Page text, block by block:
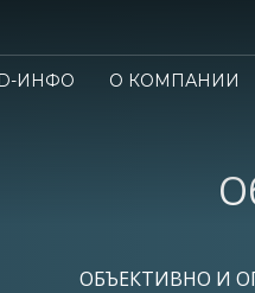
ID-ИНФО О КОМПАНИИ
ОБЪЕКТИВНО И